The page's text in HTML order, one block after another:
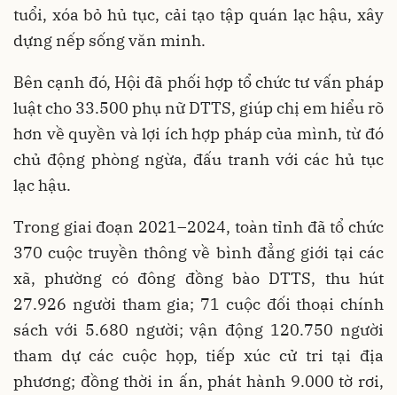
tuổi, xóa bỏ hủ tục, cải tạo tập quán lạc hậu, xây
dựng nếp sống văn minh.
Bên cạnh đó, Hội đã phối hợp tổ chức tư vấn pháp
luật cho 33.500 phụ nữ DTTS, giúp chị em hiểu rõ
hơn về quyền và lợi ích hợp pháp của mình, từ đó
chủ động phòng ngừa, đấu tranh với các hủ tục
lạc hậu.
Trong giai đoạn 2021–2024, toàn tỉnh đã tổ chức
370 cuộc truyền thông về bình đẳng giới tại các
xã, phường có đông đồng bào DTTS, thu hút
27.926 người tham gia; 71 cuộc đối thoại chính
sách với 5.680 người; vận động 120.750 người
tham dự các cuộc họp, tiếp xúc cử tri tại địa
phương; đồng thời in ấn, phát hành 9.000 tờ rơi,